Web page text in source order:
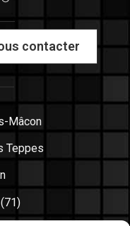
contacter
Mâcon
Teppes